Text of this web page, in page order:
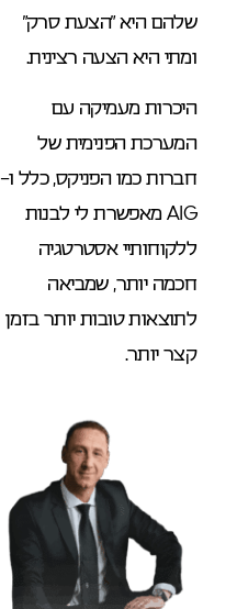
שלהם היא “הצעת סרק”
ומתי היא הצעה רצינית.
היכרות מעמיקה עם
המערכת הפנימית של
חברות כמו הפניקס, כלל ו-
AIG מאפשרת לי לבנות
ללקוחותיי אסטרטגיה
חכמה יותר, שמביאה
לתוצאות טובות יותר בזמן
קצר יותר.